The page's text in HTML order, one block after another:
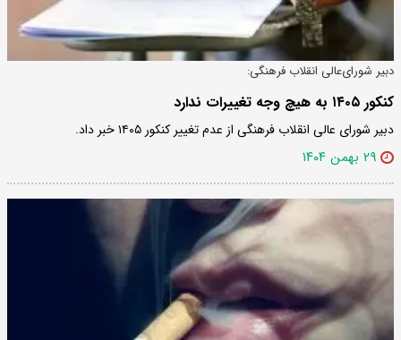
دبیر شورای‌عالی انقلاب فرهنگی:
کنکور ۱۴۰۵ به هیچ وجه تغییرات ندارد
دبیر شورای عالی انقلاب فرهنگی از عدم تغییر کنکور ۱۴۰۵ خبر داد.
۲۹ بهمن ۱۴۰۴